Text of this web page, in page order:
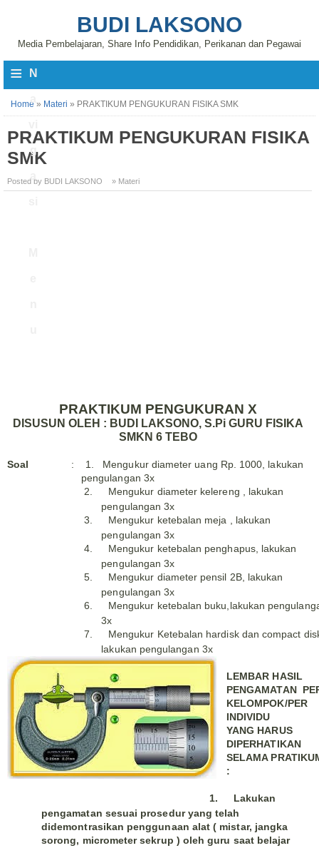
BUDI LAKSONO
Media Pembelajaran, Share Info Pendidikan, Perikanan dan Pegawai
≡ N
g
a
Home » Materi » PRAKTIKUM PENGUKURAN FISIKA SMK
PRAKTIKUM PENGUKURAN FISIKA
SMK
Posted by BUDI LAKSONO » Materi
PRAKTIKUM PENGUKURAN X
DISUSUN OLEH : BUDI LAKSONO, S.Pi GURU FISIKA
SMKN 6 TEBO
Soal :
1. Mengukur diameter uang Rp. 1000, lakukan
pengulangan 3x
2.
Mengukur diameter kelereng , lakukan
pengulangan 3x
3.
Mengukur ketebalan meja , lakukan
pengulangan 3x
4.
Mengukur ketebalan penghapus, lakukan
pengulangan 3x
5.
Mengukur diameter pensil 2B, lakukan
pengulangan 3x
6.
Mengukur ketebalan buku,lakukan
3x
7.
Mengukur Ketebalan hardisk dan compact
lakukan pengulangan 3x
LEMBAR HASIL
PENGAMATAN
KELOMPOK/PER
INDIVIDU
YANG HARUS
DIPERHATIKAN
SELAMA
:
1.
Lakukan
pengamatan sesuai prosedur yang telah
didemontrasikan penggunaan alat ( mistar, jangka
sorong, micrometer sekrup ) oleh guru saat belajar